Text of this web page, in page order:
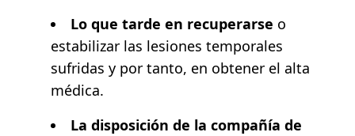
Lo que tarde en recuperarse o
estabilizar las lesiones temporales
sufridas y por tanto, en obtener el alta
médica.
La disposición de la compañía de